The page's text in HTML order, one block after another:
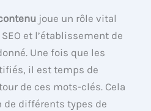
joue un rôle vital
et l’établissement de
Une fois que les
il est temps de
de ces mots-clés. Cela
différents types de